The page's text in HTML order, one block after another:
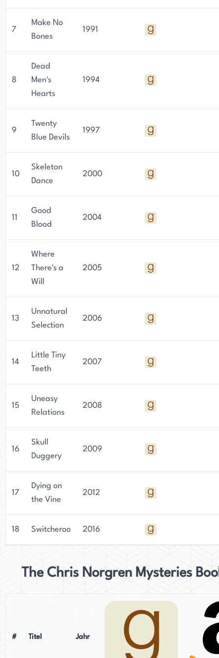
7
Make No
Bones
1991
8
Dead
Men's
Hearts
1994
9
Twenty
Blue Devils
1997
10
Skeleton
Dance
2000
11
Good
Blood
2004
12
Where
There's a
Will
2005
13
Unnatural
Selection
2006
14
Little Tiny
Teeth
2007
15
Uneasy
Relations
2008
16
Skull
Duggery
2009
17
Dying on
the Vine
2012
18 Switcheroo 2016
The Chris Norgren Mysteries
# Titel Jahr